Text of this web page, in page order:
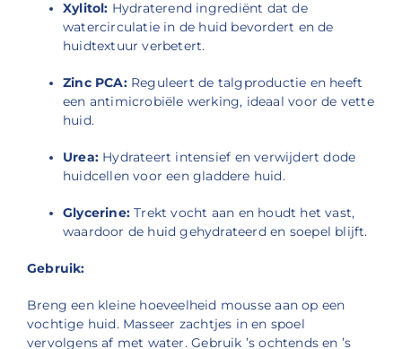
Xylitol: Hydraterend ingrediënt dat de
watercirculatie in de huid bevordert en de
huidtextuur verbetert.
Zinc PCA: Reguleert de talgproductie en heeft
een antimicrobiële werking, ideaal voor de vette
huid.
Urea: Hydrateert intensief en verwijdert dode
huidcellen voor een gladdere huid.
Glycerine: Trekt vocht aan en houdt het vast,
waardoor de huid gehydrateerd en soepel blijft.
Gebruik:
Breng een kleine hoeveelheid mousse aan op een
vochtige huid. Masseer zachtjes in en spoel
vervolgens af met water. Gebruik ’s ochtends en ’s